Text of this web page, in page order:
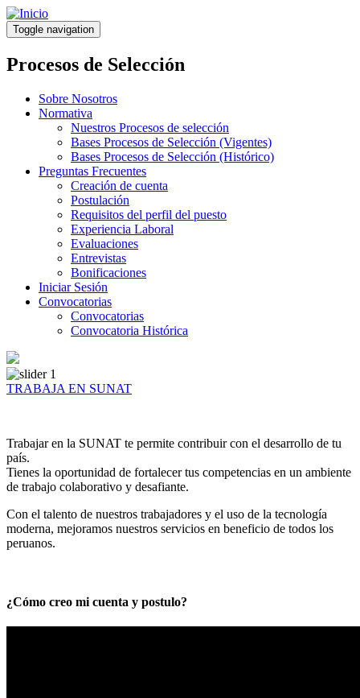
Pasar
al
contenido
principal
Toggle navigation
Procesos de Selección
Sobre Nosotros
Normativa
Nuestros Procesos de selección
Bases Procesos de Selección (Vigentes)
Bases Procesos de Selección (Histórico)
Preguntas Frecuentes
Creación de cuenta
Postulación
Requisitos del perfil del puesto
Experiencia Laboral
Evaluaciones
Entrevistas
Bonificaciones
Iniciar Sesión
Convocatorias
Convocatorias
Convocatoria Histórica
TRABAJA EN SUNAT
Trabajar en la SUNAT te permite contribuir con el desarrollo de tu
país.
Tienes la oportunidad de fortalecer tus competencias en un ambiente
de trabajo colaborativo y desafiante.
Con el talento de nuestros trabajadores y el uso de la tecnología
moderna, mejoramos nuestros servicios en beneficio de todos los
peruanos.
¿Cómo creo mi cuenta y postulo?